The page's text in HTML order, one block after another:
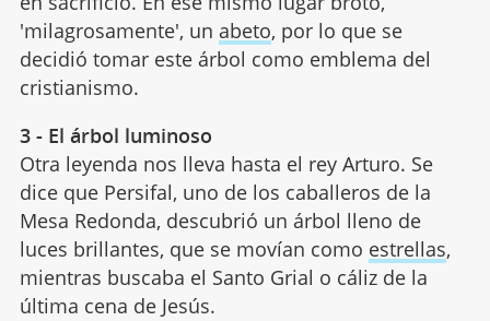
'milagrosamente', un abeto, por lo que se
decidió tomar este árbol como emblema del
cristianismo.
3 - El árbol luminoso
Otra leyenda nos lleva hasta el rey Arturo. Se
dice que Persifal, uno de los caballeros de la
Mesa Redonda, descubrió un árbol lleno de
luces brillantes, que se movían como estrellas,
mientras buscaba el Santo Grial o cáliz de la
última cena de Jesús.